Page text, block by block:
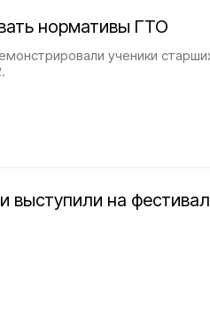
нормативы ГТО
ученики
выступили на